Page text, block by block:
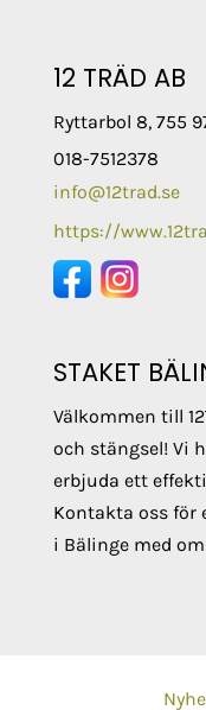
12 TRÄD AB
Ryttarbol 8, 755
018-7512378
info@12trad.se
https://
STAKET
Välkommen till
och stängsel! Vi
erbjuda ett
Kontakta oss för
i Bälinge med